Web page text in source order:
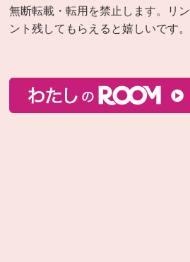
無断転載・転用を禁止します。リ
ント残してもらえると嬉しいです。